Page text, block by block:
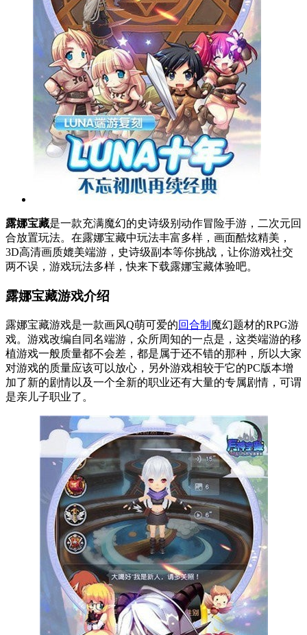
露娜宝藏是一款充满魔幻的史诗级别动作冒险手游，二次元回
合放置玩法。在露娜宝藏中玩法丰富多样，画面酷炫精美，
3D高清画质媲美端游，史诗级副本等你挑战，让你游戏社交
两不误，游戏玩法多样，快来下载露娜宝藏体验吧。
露娜宝藏游戏介绍
露娜宝藏游戏是一款画风Q萌可爱的回合制 魔幻题材的RPG游
戏。游戏改编自同名端游，众所周知的一点是，这类端游的移
植游戏一般质量都不会差，都是属于还不错的那种，所以大家
对游戏的质量应该可以放心，另外游戏相较于它的PC版本增
加了新的剧情以及一个全新的职业还有大量的专属剧情，可谓
是亲儿子职业了。